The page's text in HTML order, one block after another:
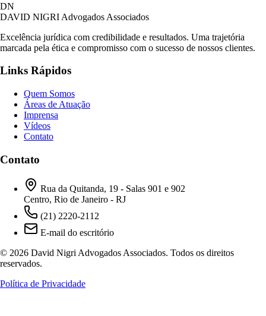
DN
DAVID NIGRI Advogados Associados
Excelência jurídica com credibilidade e resultados. Uma trajetória
marcada pela ética e compromisso com o sucesso de nossos clientes.
Links Rápidos
Quem Somos
Áreas de Atuação
Imprensa
Vídeos
Contato
Contato
Rua da Quitanda, 19 - Salas 901 e 902
Centro, Rio de Janeiro - RJ
(21) 2220-2112
E-mail do escritório
© 2026 David Nigri Advogados Associados. Todos os direitos
reservados.
Política de Privacidade